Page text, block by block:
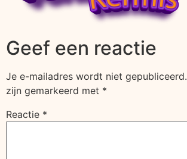
Geef een reactie
Je e-mailadres wordt niet gepubliceerd.
zijn gemarkeerd met *
Reactie *